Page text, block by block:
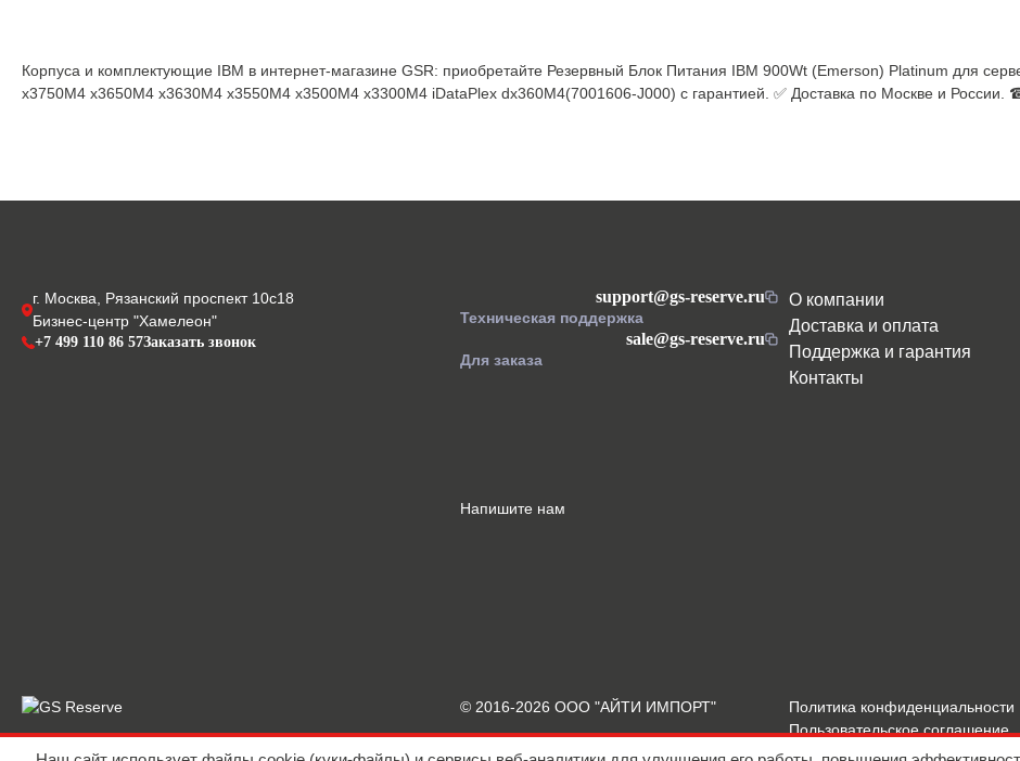
Корпуса и комплектующие IBM в интернет-магазине GSR: приобретайте Резервный Блок Питания IBM 900Wt (Emerson) Platinum для
x3750M4 x3650M4 x3630M4 x3550M4 x3500M4 x3300M4 iDataPlex dx360M4(7001606-J000) с гарантией. ✅ Доставка по Москве и России.
г. Москва, Рязанский проспект 10с18
Бизнес-центр "Хамелеон"
+7 499 110 86 57Заказать звонок
support@gs-reserve.ru
Техническая поддержка
sale@gs-reserve.ru
Для заказа
О компании
Доставка и оплата
Поддержка и гарантия
Контакты
Напишите нам
© 2016-2026 ООО "АЙТИ ИМПОРТ"
Политика конфиденциальности
Пользовательское соглашение
Подробнее о Cookies